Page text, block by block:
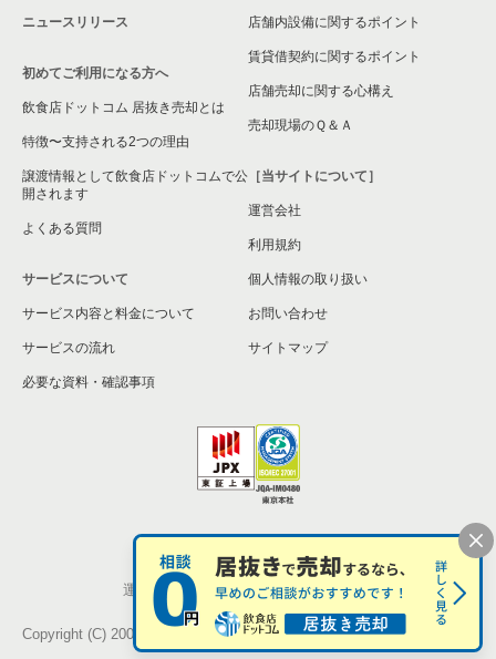
神奈川県の洋食の居抜き売却物件の案件一覧
神奈川県のその他の居抜き売却物件の案件一覧
ニュースリリース
初めてご利用になる方へ
飲食店ドットコム 居抜き売却とは
特徴〜支持される2つの理由
譲渡情報として飲食店ドットコムで公
開されます
よくある質問
サービスについて
サービス内容と料金について
サービスの流れ
必要な資料・確認事項
店舗内設備に関するポイント
賃貸借契約に関するポイント
店舗売却に関する心構え
売却現場のＱ＆Ａ
［当サイトについて］
運営会社
利用規約
個人情報の取り扱い
お問い合わせ
サイトマップ
個人情報の取扱い
運営会社 株式会社シンクロ・フード
Copyright (C) 2005-2026 Synchro Food Co., Ltd.